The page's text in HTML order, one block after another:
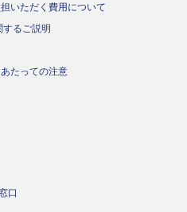
いただく費用について
するご説明
たっての注意
口